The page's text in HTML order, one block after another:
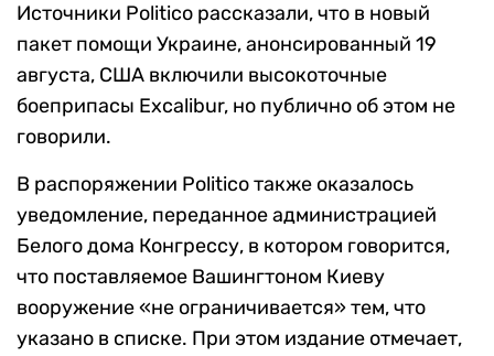
Источники Politico рассказали, что в новый
пакет помощи Украине, анонсированный 19
августа, США включили высокоточные
боеприпасы Excalibur, но публично об этом не
говорили.
В распоряжении Politico также оказалось
уведомление, переданное администрацией
Белого дома Конгрессу, в котором говорится,
что поставляемое Вашингтоном Киеву
вооружение «не ограничивается» тем, что
указано в списке. При этом издание отмечает,